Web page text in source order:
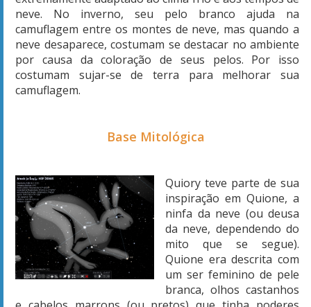
neve. No inverno, seu pelo branco ajuda na
camuflagem entre os montes de neve, mas quando a
neve desaparece, costumam se destacar no ambiente
por causa da coloração de seus pelos. Por isso
costumam sujar-se de terra para melhorar sua
camuflagem.
Base Mitológica
Quiory teve parte de sua
inspiração em Quione, a
ninfa da neve (ou deusa
da neve, dependendo do
mito que se segue).
Quione era descrita com
um ser feminino de pele
branca, olhos castanhos